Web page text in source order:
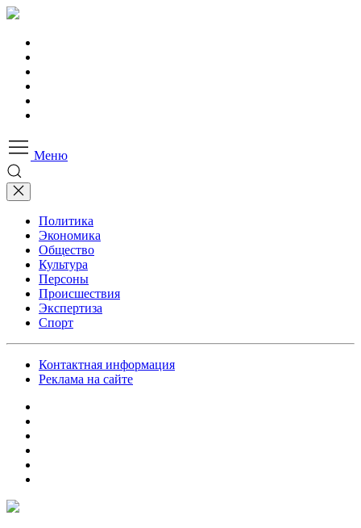
Меню
Политика
Экономика
Общество
Культура
Персоны
Происшествия
Экспертиза
Спорт
Контактная информация
Реклама на сайте